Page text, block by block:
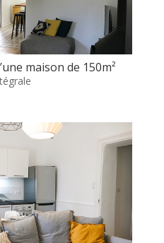
maison de 150m²